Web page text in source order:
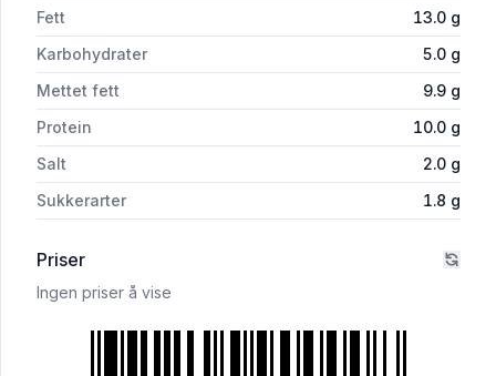
Fett
13.0 g
Karbohydrater
5.0 g
Mettet fett
9.9 g
Protein
10.0 g
Salt
2.0 g
Sukkerarter
1.8 g
Priser
Ingen priser å vise